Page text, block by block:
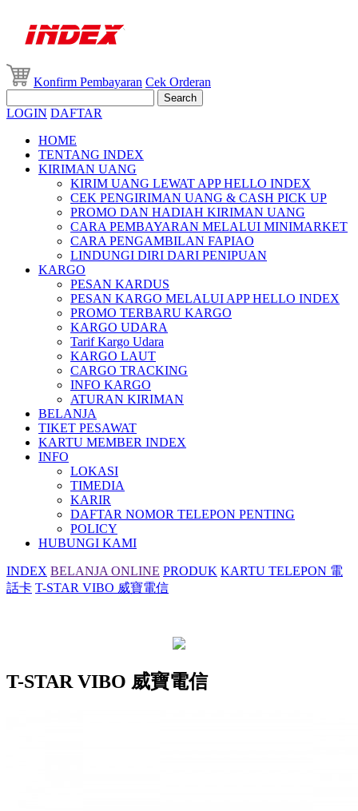
Konfirm Pembayaran Cek Orderan
LOGIN DAFTAR
HOME
TENTANG INDEX
KIRIMAN UANG
KIRIM UANG LEWAT APP HELLO INDEX
CEK PENGIRIMAN UANG & CASH PICK UP
PROMO DAN HADIAH KIRIMAN UANG
CARA PEMBAYARAN MELALUI MINIMARKET
CARA PENGAMBILAN FAPIAO
LINDUNGI DIRI DARI PENIPUAN
KARGO
PESAN KARDUS
PESAN KARGO MELALUI APP HELLO INDEX
PROMO TERBARU KARGO
KARGO UDARA
Tarif Kargo Udara
KARGO LAUT
CARGO TRACKING
INFO KARGO
ATURAN KIRIMAN
BELANJA
TIKET PESAWAT
KARTU MEMBER INDEX
INFO
LOKASI
TIMEDIA
KARIR
DAFTAR NOMOR TELEPON PENTING
POLICY
HUBUNGI KAMI
INDEX BELANJA ONLINE PRODUK KARTU TELEPON 電
話卡 T-STAR VIBO 威寶電信
T-STAR VIBO 威寶電信